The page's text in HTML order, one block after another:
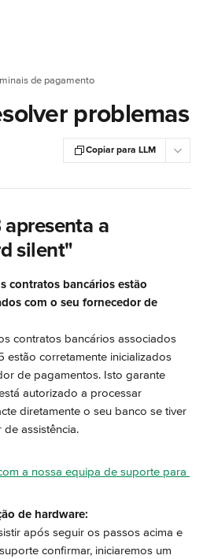
de pagamento
problemas
Copiar para LLM
a
silent"
contratos bancários estão
com o seu fornecedor de
contratos bancários associados
estão corretamente inicializados
de pagamentos. Isto garante
autorizado a processar
diretamente o seu banco se tiver
assistência.
a nossa equipa de suporte para
de hardware:
após seguir os passos acima e
confirmar, iniciaremos um